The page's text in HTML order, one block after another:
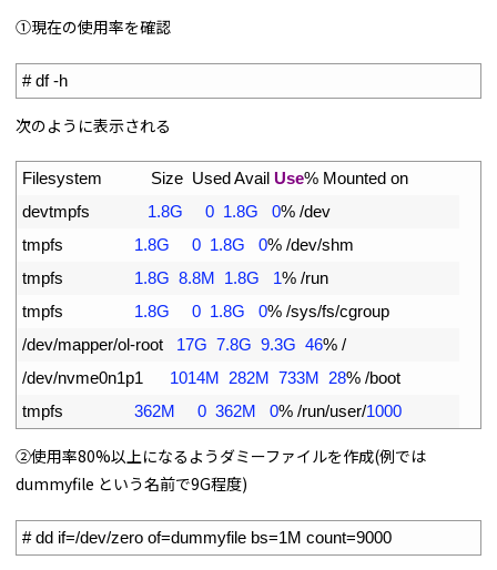
①現在の使用率を確認
# df -h
次のように表示される
Filesystem Size Used Avail Use% Mounted on
devtmpfs
1.8G 0 1.8G 0% /dev
tmpfs
1.8G 0 1.8G 0% /dev/shm
tmpfs
1.8G 8.8M 1.8G 1% /run
tmpfs
1.8G 0 1.8G 0% /sys/fs/cgroup
/dev/mapper/ol-root 17G 7.8G 9.3G 46% /
/dev/nvme0n1p1 1014M 282M 733M 28% /boot
tmpfs
362M 0 362M 0% /run/user/1000
②使用率80%以上になるようダミーファイルを作成(例では
dummyfile という名前で9G程度)
# dd if=/dev/zero of=dummyfile bs=1M count=9000